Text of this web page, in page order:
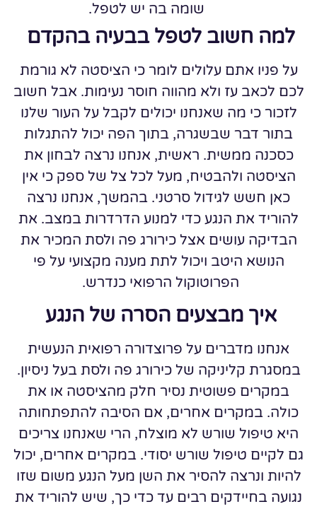
שומה בה יש לטפל.
למה חשוב לטפל בבעיה בהקדם
על פניו אתם עלולים לומר כי הציסטה לא גורמת
לכם לכאב עז ולא מהווה חוסר נעימות. אבל חשוב
לזכור כי מה שאנחנו יכולים לקבל על העור שלנו
בתור דבר שבשגרה, בתוך הפה יכול להתגלות
כסכנה ממשית. ראשית, אנחנו נרצה לבחון את
הציסטה ולהבטיח, מעל לכל צל של ספק כי אין
כאן חשש לגידול סרטני. בהמשך, אנחנו נרצה
להוריד את הנגע כדי למנוע הדרדרות במצב. את
הבדיקה עושים אצל כירורג פה ולסת המכיר את
הנושא היטב ויכול לתת מענה מקצועי על פי
הפרוטוקול הרפואי כנדרש.
איך מבצעים הסרה של הנגע
אנחנו מדברים על פרוצדורה רפואית הנעשית
במסגרת קליניקה של כירורג פה ולסת בעל ניסיון.
במקרים פשוטית נסיר חלק מהציסטה או את
כולה. במקרים אחרים, אם הסיבה להתפתחותה
היא טיפול שורש לא מוצלח, הרי שאנחנו צריכים
גם לקיים טיפול שורש יסודי. במקרים אחרים, יכול
להיות ונרצה להסיר את השן מעל הנגע משום שזו
נגועה בחיידקים רבים עד כדי כך, שיש להוריד את